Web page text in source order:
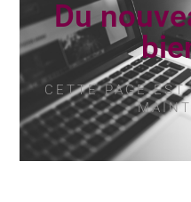
Du
CETTE PAGE